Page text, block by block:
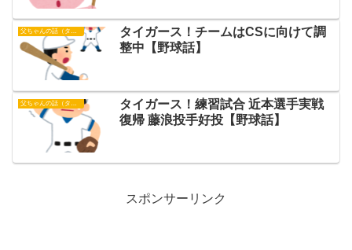
父ちゃんの話（タイガース）
タイガース！チームはCSに向けて調
整中【野球話】
タイガース！練習試合 近本選手実戦
復帰 藤浪投手好投【野球話】
スポンサーリンク